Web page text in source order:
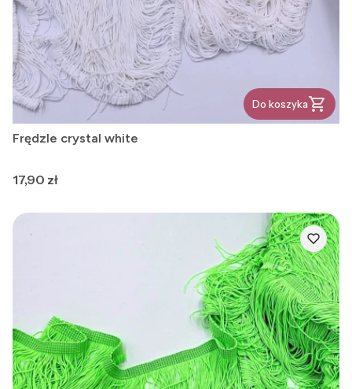
Do koszyka
Frędzle crystal white
Cena
17,90 zł